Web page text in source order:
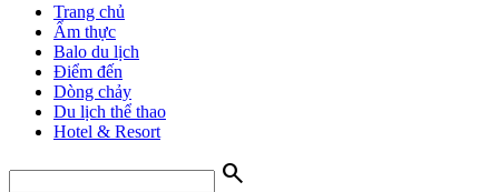
Trang chủ
Ẩm thực
Balo du lịch
Điểm đến
Dòng chảy
Du lịch thể thao
Hotel & Resort
search